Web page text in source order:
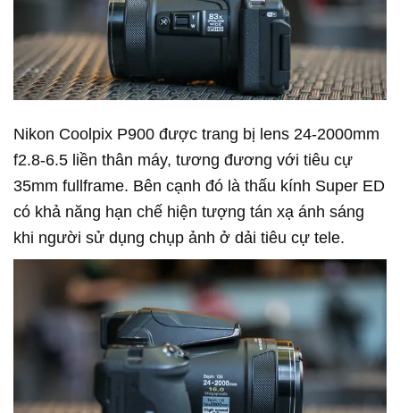
Nikon Coolpix P900 được trang bị lens 24-2000mm
f2.8-6.5 liền thân máy, tương đương với tiêu cự
35mm fullframe. Bên cạnh đó là thấu kính Super ED
có khả năng hạn chế hiện tượng tán xạ ánh sáng
khi người sử dụng chụp ảnh ở dải tiêu cự tele.